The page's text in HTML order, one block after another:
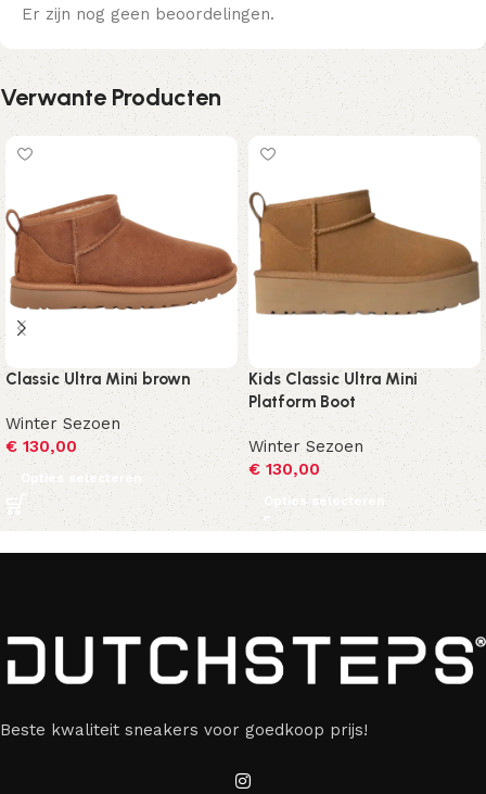
Er zijn nog geen beoordelingen.
Verwante Producten
Classic Ultra Mini brown
Winter Sezoen
€ 130,00
Opties selecteren
Kids Classic Ultra Mini
Platform Boot
Winter Sezoen
€130,00
Opties selecteren
Beste kwaliteit sneakers voor goedkoop prijs!